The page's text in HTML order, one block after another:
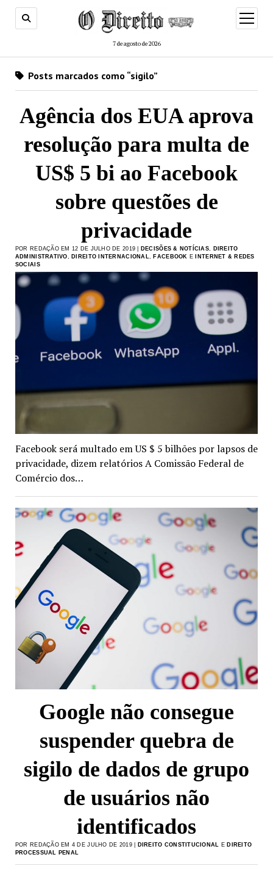
7 de agosto de 2026
menu
de
Posts marcados como “sigilo”
Agência dos EUA aprova
resolução para multa de
US$ 5 bi ao Facebook
sobre questões de
privacidade
POR REDAÇÃO EM 12 DE JULHO DE 2019 | DECISÕES & NOTÍCIAS,
DIREITO
ADMINISTRATIVO, DIREITO INTERNACIONAL, FACEBOOK E
INTERNET & REDES
SOCIAIS
Facebook será multado em US $ 5 bilhões por lapsos de
privacidade, dizem relatórios A Comissão Federal de
Comércio dos…
Google não consegue
suspender quebra de
sigilo de dados de grupo
de usuários não
identificados
POR REDAÇÃO EM 4 DE JULHO DE 2019 | DIREITO CONSTITUCIONAL E DIREITO
PROCESSUAL PENAL